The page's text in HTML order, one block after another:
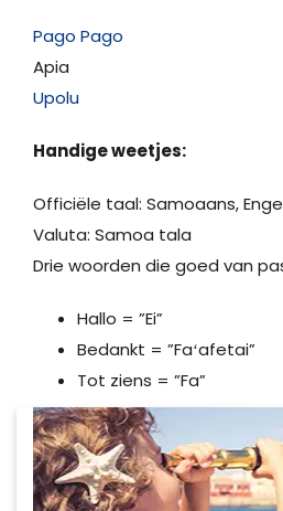
Pago Pago
Apia
Upolu
Handige weetjes:
Officiële taal: Samoaans,
Valuta: Samoa tala
Drie woorden die goed van
Hallo = ”Ei”
Bedankt = ”Faʻafetai”
Tot ziens = ”Fa”